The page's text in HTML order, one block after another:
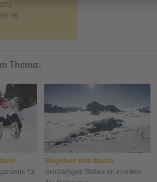
95
Thema:
für
Skigebiet Alta Badia
Großartiges Skifahren inmitten